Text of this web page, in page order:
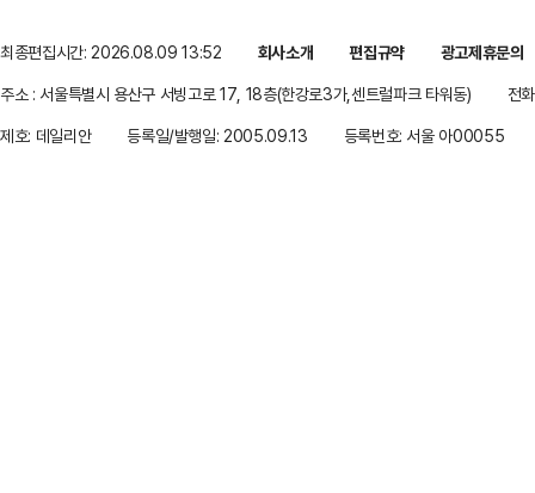
최종편집시간: 2026.08.09 13:52 회사소개 편집규약
광고제휴문의
주소 : 서울특별시 용산구 서빙고로 17, 18층(한강로3가,센트럴파크 타워동)
전
제호: 데일리안
등록일/발행일: 2005.09.13 등록번호: 서울 아00055